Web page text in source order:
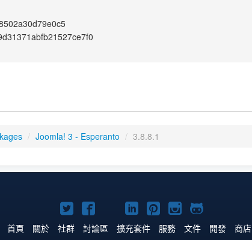
/ Joomla! 3 - Esperanto / 3.8.8.1
Twitter
上
Facebook
上
YouTube
上
Linkedln
上
Pinterest
上
Instagram
上
GitHub
上
首頁 關於 社群 討論區 擴充套件 服務 文件 開發 商店